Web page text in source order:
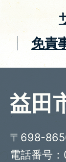
免責
益田
〒698-
電話番号